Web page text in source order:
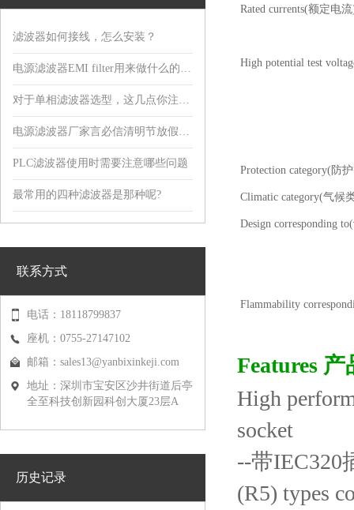
滤波器如何接线，怎么安装？
电源滤波器EMI filter用来做什么的，有什么用?
对于单相滤波器选型，这几点你注意到了吗?
电源滤波器厂家言必信清明节放假通知！
PLC滤波器使用时需要注意哪些问题
最常用的四种滤波器是那种呢?
联系方式
电话：18118799837
座机：0755-27147102
邮箱： sales13@yanbixinkeji.com
地址：深圳市宝安区沙井街道后亭
全至科技创新园科创大厦23层A
历史记录
Rated currents(额定电
High potential test
Protection category(防
Climatic category(气候
Design corresponding
Flammability
Features 产
High
socket
--带IEC320
(R5) types